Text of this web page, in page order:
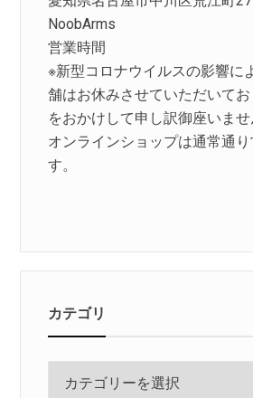
NoobArms
営業時間
※新型コロナウイルスの影響に
舗はお休みさせていただいて
をおかけして申し訳御座いませ
オンラインショップは通常通
す。
カテゴリ